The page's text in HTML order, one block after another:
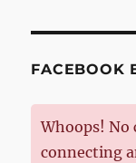
FACEBOOK
Whoops! No
connecting